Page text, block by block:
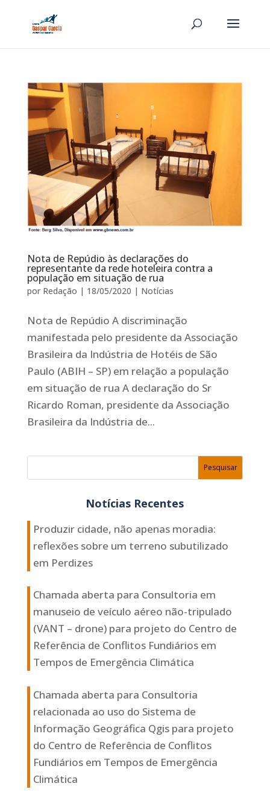
Nota de Repúdio às declarações do
representante da rede hoteleira contra a
população em situação de rua
por Redação | 18/05/2020 | Notícias
Nota de Repúdio A discriminação
manifestada pelo presidente da Associação
Brasileira da Indústria de Hotéis de São
Paulo (ABIH – SP) em relação a população
em situação de rua A declaração do Sr
Ricardo Roman, presidente da Associação
Brasileira da Indústria de...
Notícias Recentes
Produzir cidade, não apenas moradia:
reflexões sobre um terreno subutilizado
em Perdizes
Chamada aberta para Consultoria em
manuseio de veículo aéreo não-tripulado
(VANT – drone) para projeto do Centro de
Referência de Conflitos Fundiários em
Tempos de Emergência Climática
Chamada aberta para Consultoria
relacionada ao uso do Sistema de
Informação Geográfica Qgis para projeto
do Centro de Referência de Conflitos
Fundiários em Tempos de Emergência
Climática